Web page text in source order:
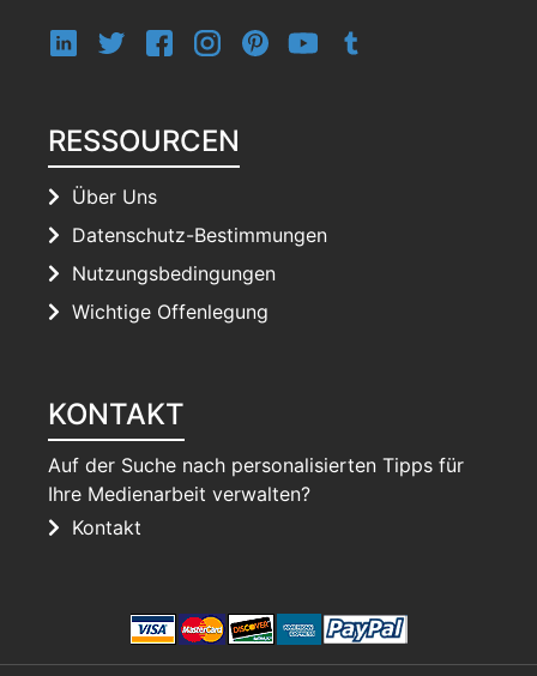
RESSOURCEN
Über Uns
Datenschutz-Bestimmungen
Nutzungsbedingungen
Wichtige Offenlegung
KONTAKT
Auf der Suche nach personalisierten Tipps für
Ihre Medienarbeit verwalten?
Kontakt